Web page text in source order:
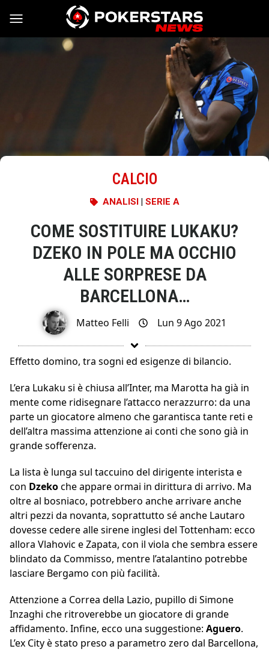
Vai al contenuto
CALCIO
ANALISI| SERIE A
COME SOSTITUIRE LUKAKU?
DZEKO IN POLE MA OCCHIO
ALLE SORPRESE DA
BARCELLONA…
Matteo Felli Lun 9 Ago 2021
Effetto domino, tra sogni ed esigenze di bilancio.
L’era Lukaku si è chiusa all’Inter, ma Marotta ha già in
mente come ridisegnare l’attacco nerazzurro: da una
parte un giocatore almeno che garantisca tante reti e
dell’altra massima attenzione ai conti che sono già in
grande sofferenza.
La lista è lunga sul taccuino del dirigente interista e
con Dzekoche appare ormai in dirittura di arrivo. Ma
oltre al bosniaco, potrebbero anche arrivare anche
altri pezzi da novanta, soprattutto sé anche Lautaro
dovesse cedere alle sirene inglesi del Tottenham: ecco
allora Vlahovic e Zapata, con il viola che sembra essere
blindato da Commisso, mentre l’atalantino potrebbe
lasciare Bergamo con più facilità.
Attenzione a Correa della Lazio, pupillo di Simone
Inzaghi che ritroverebbe un giocatore di grande
affidamento. Infine, ecco una suggestione: Aguero.
L’ex City è stato preso a parametro zero dal Barcellona,